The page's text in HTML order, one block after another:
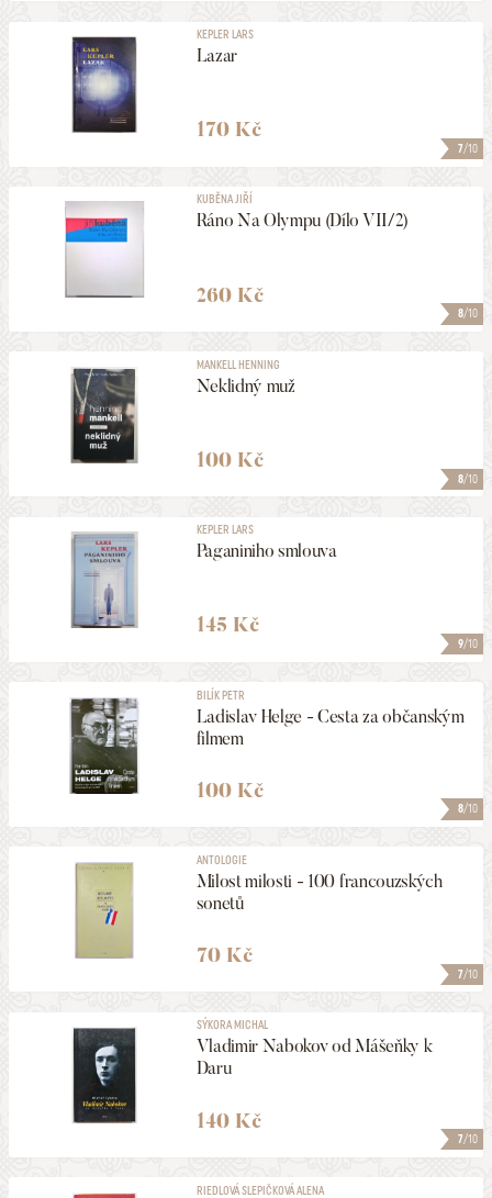
7/10
KEPLER LARS
Lazar
170 Kč
8/10
KUBĚNA JIŘÍ
Ráno Na Olympu (Dílo VII/2)
260 Kč
8/10
MANKELL HENNING
Neklidný muž
100 Kč
9/10
KEPLER LARS
Paganiniho smlouva
145 Kč
8/10
BILÍK PETR
Ladislav Helge - Cesta za občanským
filmem
100 Kč
7/10
ANTOLOGIE
Milost milosti - 100 francouzských
sonetů
70 Kč
7/10
SÝKORA MICHAL
Vladimir Nabokov od Mášeňky k
Daru
140 Kč
RIEDLOVÁ SLEPIČKOVÁ ALENA